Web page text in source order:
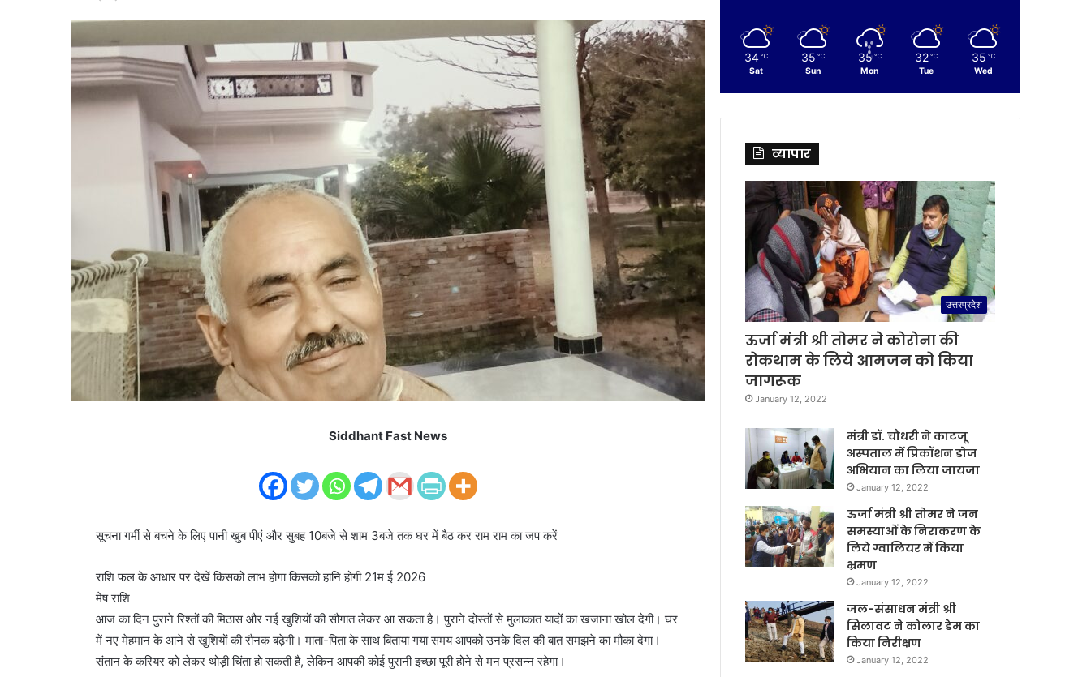
a
m
Siddhant Fast News
सूचना गर्मी से बचने के लिए पानी खुब पीएं और सुबह 10बजे से शाम 3बजे तक घर में बैठ कर राम राम का जप करें
राशि फल के आधार पर देखें किसको लाभ होगा किसको हानि होगी 21म ई 2026
मेष राशि
आज का दिन पुराने रिश्तों की मिठास और नई खुशियों की सौगात लेकर आ सकता है। पुराने दोस्तों से मुलाकात यादों का खजाना खोल देगी। घर
में नए मेहमान के आने से खुशियों की रौनक बढ़ेगी। माता-पिता के साथ बिताया गया समय आपको उनके दिल की बात समझने का मौका देगा।
संतान के करियर को लेकर थोड़ी चिंता हो सकती है, लेकिन आपकी कोई पुरानी इच्छा पूरी होने से मन प्रसन्न रहेगा।
34 ℃
Sat
35 ℃
Sun
35 ℃
Mon
32 ℃
Tue
35 ℃
Wed
व्यापार
उत्तरप्रदेश
ऊर्जा मंत्री श्री तोमर ने कोरोना की
रोकथाम के लिये आमजन को किया
जागरूक
January 12, 2022
मंत्री डॉ. चौधरी ने काटजू
अस्पताल में प्रिकॉशन डोज
अभियान का लिया जायजा
January 12, 2022
ऊर्जा मंत्री श्री तोमर ने जन
समस्याओं के निराकरण के
लिये ग्वालियर में किया
भ्रमण
January 12, 2022
जल-संसाधन मंत्री श्री
सिलावट ने कोलार डेम का
किया निरीक्षण
January 12, 2022